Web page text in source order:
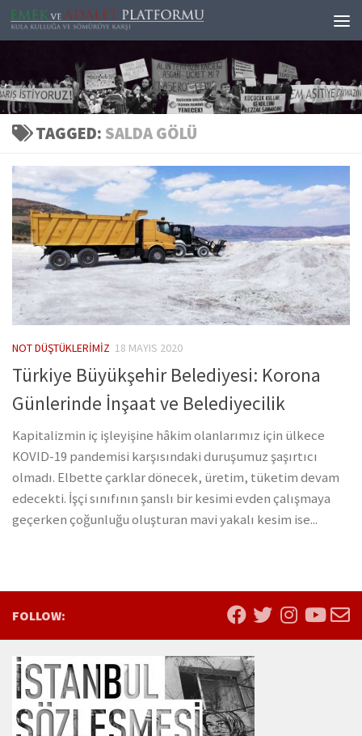
Skip to content
TAGGED: SALDA GÖLÜ
NOT DÜŞTÜKLERIMIZ 18 MAYIS 2020
Türkiye Büyükşehir Belediyesi: Korona
Günlerinde İnşaat ve Belediyecilik
Kapitalizmin iç işleyişine hâkim olanlarımız için ülkece
KOVID-19 pandemisi karşısındaki duruşumuz şaşırtıcı
olmadı. Elbette çarklar dönecek, üretim, tüketim devam
edecekti. İşçi sınıfının şanslı bir kesimi evden çalışmaya
geçerken çoğunluğu oluşturan mavi yakalı kesim ise...
FOLLOW: